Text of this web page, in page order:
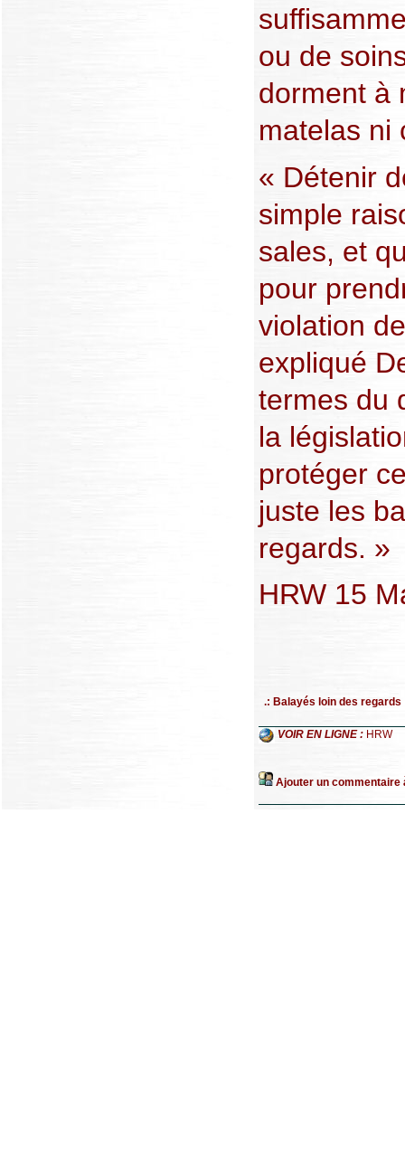
ou de
dorment à
matelas ni
« Détenir
simple
sales, et
pour
violation
expliqué
termes du
la
protéger
juste les
regards. »
HRW 15
.: Balayés loin des regards
VOIR EN LIGNE : HRW
Ajouter un commentaire